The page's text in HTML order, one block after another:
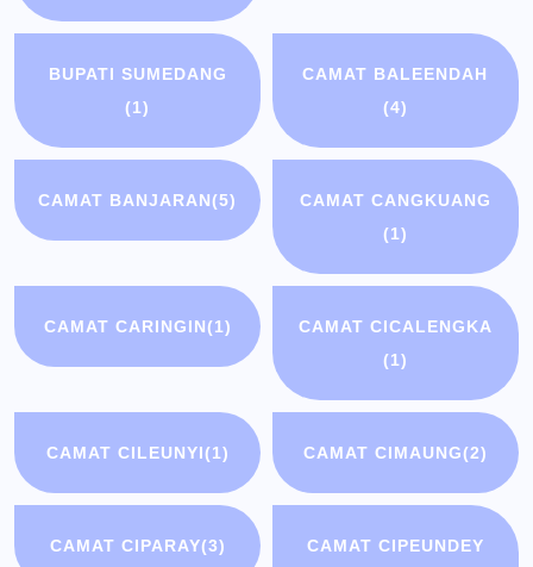
BUPATI SUMEDANG
(1)
CAMAT BALEENDAH
(4)
CAMAT BANJARAN(5)
CAMAT CANGKUANG
(1)
CAMAT CARINGIN(1)
CAMAT CICALENGKA
(1)
CAMAT CILEUNYI(1) CAMAT CIMAUNG(2)
CAMAT CIPARAY(3)
CAMAT CIPEUNDEY